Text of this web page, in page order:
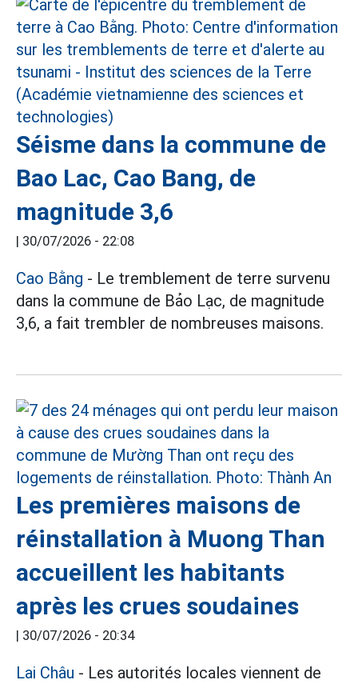
Séisme dans la commune de
Bao Lac, Cao Bang, de
magnitude 3,6
| 30/07/2026 - 22:08
Cao Bằng - Le tremblement de terre survenu
dans la commune de Bảo Lạc, de magnitude
3,6, a fait trembler de nombreuses maisons.
Les premières maisons de
réinstallation à Muong Than
accueillent les habitants
après les crues soudaines
| 30/07/2026 - 20:34
Lai Châu - Les autorités locales viennent de